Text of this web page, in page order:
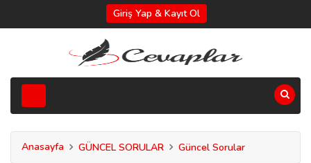
Giriş Yap & Kayıt Ol
Anasayfa GÜNCEL SORULAR Güncel Sorular